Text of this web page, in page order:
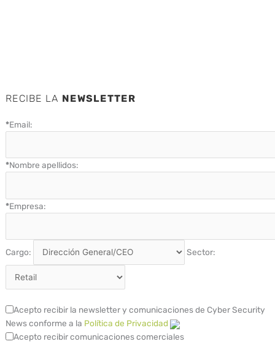
RECIBE LA NEWSLETTER
*Email:
*Nombre apellidos:
*Empresa:
Cargo: Sector:
Acepto recibir la newsletter y comunicaciones de Cyber Security
News conforme a la Política de Privacidad
Acepto recibir comunicaciones comerciales